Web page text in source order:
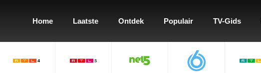
Home Laatste Ontdek Populair TV-Gids